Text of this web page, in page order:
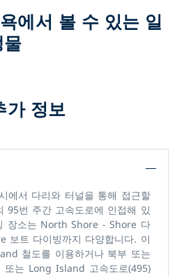
에서 볼 수 있는 일
가 정보
에서 다리와 터널을 통해 접근할
95번 주간 고속도로에 인접해 있
장소는 North Shore - Shore 다
보트 다이빙까지 다양합니다. 이
철도를 이용하거나 북부 또는
또는 Long Island 고속도로(495)